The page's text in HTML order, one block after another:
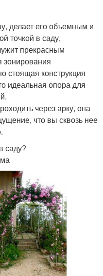
делает его объемным и
точкой в саду,
прекрасным
зонирования
стоящая конструкция
идеальная опора для
через арку, она
что вы сквозь нее
саду?